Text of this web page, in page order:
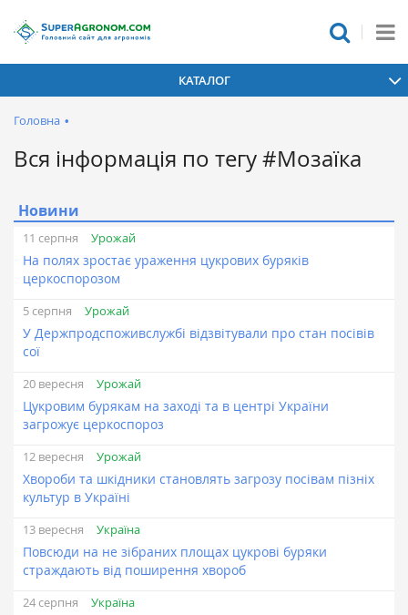
КАТАЛОГ
Головна •
Вся інформація по тегу #Мозаїка
Новини
11 серпня Урожай
На полях зростає ураження цукрових буряків
церкоспорозом
5 серпня Урожай
У Держпродспоживслужбі відзвітували про стан посівів
сої
20 вересня Урожай
Цукровим бурякам на заході та в центрі України
загрожує церкоспороз
12 вересня Урожай
Хвороби та шкідники становлять загрозу посівам пізніх
культур в Україні
13 вересня Україна
Повсюди на не зібраних площах цукрові буряки
страждають від поширення хвороб
24 серпня Україна